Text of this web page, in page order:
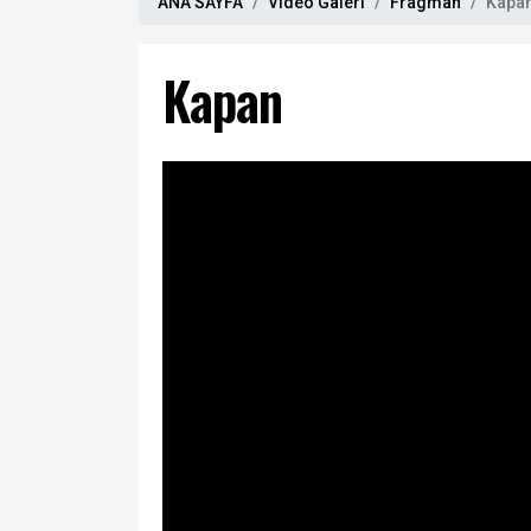
Kapan